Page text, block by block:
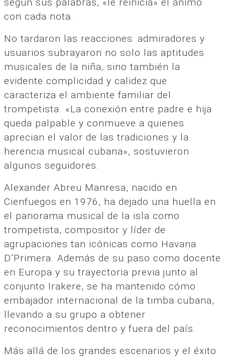
con cada nota.
No tardaron las reacciones: admiradores y
usuarios subrayaron no solo las aptitudes
musicales de la niña, sino también la
evidente complicidad y calidez que
caracteriza el ambiente familiar del
trompetista. «La conexión entre padre e hija
queda palpable y conmueve a quienes
aprecian el valor de las tradiciones y la
herencia musical cubana», sostuvieron
algunos seguidores.
Alexander Abreu Manresa, nacido en
Cienfuegos en 1976, ha dejado una huella en
el panorama musical de la isla como
trompetista, compositor y líder de
agrupaciones tan icónicas como Havana
D’Primera. Además de su paso como docente
en Europa y su trayectoria previa junto al
conjunto Irakere, se ha mantenido cómo
embajador internacional de la timba cubana,
llevando a su grupo a obtener
reconocimientos dentro y fuera del país.
Más allá de los grandes escenarios y el éxito